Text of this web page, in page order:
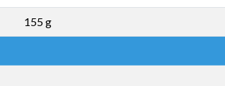
155 g